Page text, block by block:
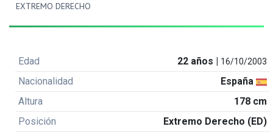
EXTREMO DERECHO
Edad 22 años | 16/10/2003
Nacionalidad
España
Altura
178 cm
Posición
Extremo Derecho (ED)